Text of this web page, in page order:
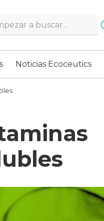
Noticias Ecoceutics